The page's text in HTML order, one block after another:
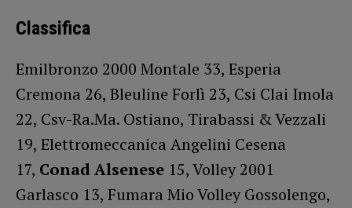
Classifica
Emilbronzo 2000 Montale 33, Esperia
Cremona 26, Bleuline Forlì 23, Csi Clai Imola
22, Csv-Ra.Ma. Ostiano, Tirabassi & Vezzali
19, Elettromeccanica Angelini Cesena
17, Conad Alsenese 15, Volley 2001
Garlasco 13, Fumara Mio Volley Gossolengo,